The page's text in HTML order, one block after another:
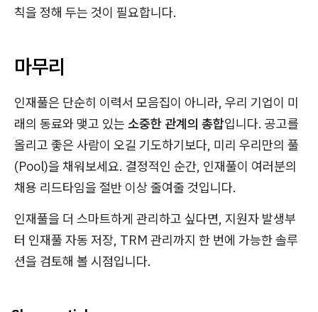
칙을 정해 두는 것이 필요합니다.
마무리
인재풀은 단순히 이력서 모음집이 아니라, 우리 기업이 미
래의 동료와 맺고 있는 소중한 관계의 총합입니다. 공고를
올리고 좋은 사람이 오길 기도하기보다, 미리 우리만의 풀
(Pool)을 채워보세요. 결정적인 순간, 인재풀이 여러분의
채용 리드타임을 절반 이상 줄여줄 것입니다.
인재풀을 더 스마트하게 관리하고 싶다면, 지원자 발생부
터 인재풀 자동 저장, TRM 관리까지 한 번에 가능한 솔루
션을 검토해 볼 시점입니다.